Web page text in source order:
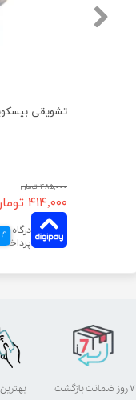
۴۸۵,۰۰۰ تومان
۴۱۴,۰۰۰ تومان
4 قسط
۷ روز ضمانت بازگشت